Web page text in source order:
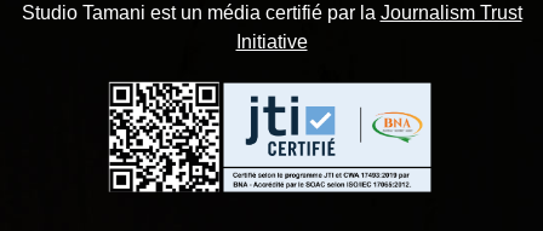
Studio Tamani est un média certifié par la Journalism Trust
Initiative